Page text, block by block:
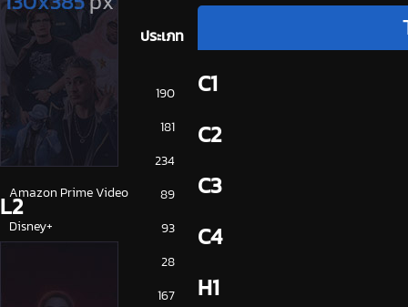
ประเภท
การ์ตูน
190
ดูซีรี่ย์ 2025
181
234
Amazon Prime Video
89
Disney+
93
28
167
C1
C2
C3
C4
H1
L2